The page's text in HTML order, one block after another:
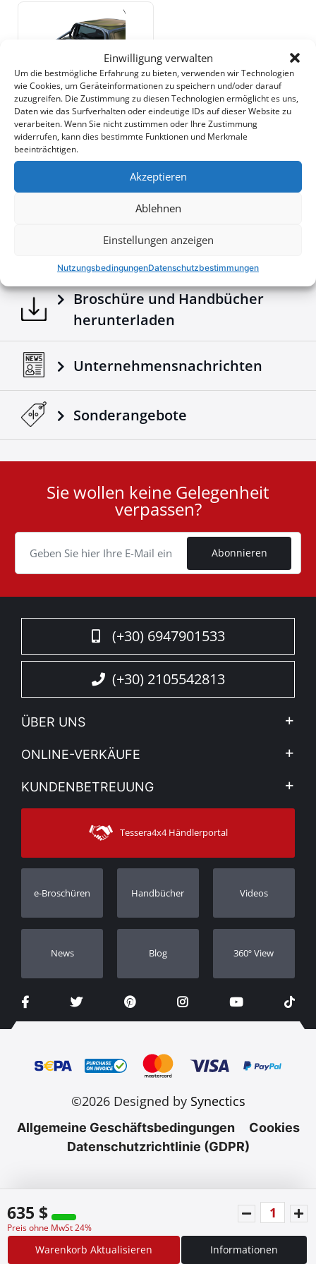
Einwilligung verwalten
Um die bestmögliche Erfahrung zu bieten, verwenden wir Technologien
wie Cookies, um Geräteinformationen zu speichern und/oder darauf
zuzugreifen. Die Zustimmung zu diesen Technologien ermöglicht es uns,
Daten wie das Surfverhalten oder eindeutige IDs auf dieser Website zu
verarbeiten. Wenn Sie nicht zustimmen oder Ihre Zustimmung
widerrufen, kann dies bestimmte Funktionen und Merkmale
beeinträchtigen.
Akzeptieren
Ablehnen
Einstellungen anzeigen
NutzungsbedingungenDatenschutzbestimmungen
Stärke und Haltbarkeit unter hoher Belastung.
Erhöhte Sicherheit:
Falle eines Überschlags zu schützen, bietet dieser
Rollbügel zuverlässige Sicherheit und Stil zugleich.
Fügen Sie Ihrem Offroad-Equipment ein weiteres
außergewöhnliches Teil hinzu mit dieser Ergänzung
zur Tessera4x4-Serie, bekannt für hochwertige,
langlebige und robuste 4x4-Zubehörteile.
635$
Downloads
Brochures - Tessera4x4 2026 e-brochure
635 $
Preis ohne MwSt 24%
Warenkorb Aktualisieren Informationen
Konfigurator
Broschüre und Handbücher
herunterladen
Unternehmensnachrichten
Sonderangebote
Cookie
Sie wollen keine Gelegenheit
verpassen?
Abonnieren
(+30) 6947901533
(+30) 2105542813
ÜBER UNS
Firma
Sehen Sie unsere Nachrichten
Sitemap
ONLINE-VERKÄUFE
Mein Konto
Versandarten
KUNDENBETREUUNG
Kontakt
Kundendienst
Bestellung verfolgen
Händler
Tessera4x4 Händlerportal
e-Broschüren Handbücher Videos
Νews Blog 360º View
©2026 Designed by Synectics
Allgemeine Geschäftsbedingungen
Cookies
Datenschutzrichtlinie (GDPR)